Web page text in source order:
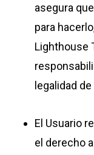
asegura
para
Lighthouse
legalidad
El Usuario
el derecho